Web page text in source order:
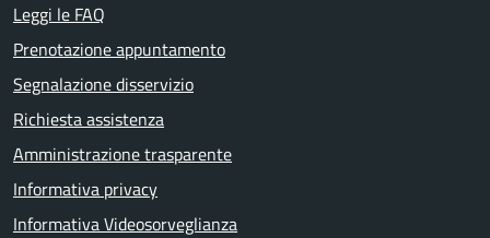
Leggi le FAQ
Prenotazione appuntamento
Segnalazione disservizio
Richiesta assistenza
Amministrazione trasparente
Informativa privacy
Informativa Videosorveglianza